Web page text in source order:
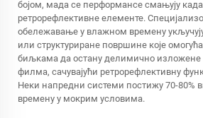
бојом, мада се перформансе смањују
ретрорефлективне елементе.
обележавање у влажном времену
или структуриране површине које
биљкама да остану делимично изложене
филма, сачувајући ретрорефлективну
Неки напредни системи постижу 70-80%
времену у мокрим условима.